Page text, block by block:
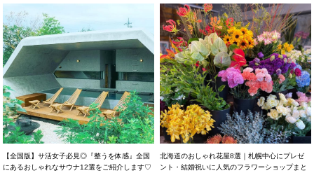
【全国版】サ活女子必見◎『整うを体感』全国
にあるおしゃれなサウナ12選をご紹介します♡
北海道のおしゃれ花屋8選｜札幌中心にプレゼ
ント・結婚祝いに人気のフラワーショップまと